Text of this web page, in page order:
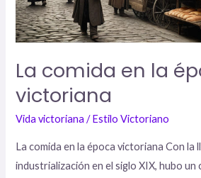
La comida en la
victoriana
Vida victoriana / Estilo Victoriano
La comida en la época victoriana Con la
industrialización en el siglo XIX, hubo un